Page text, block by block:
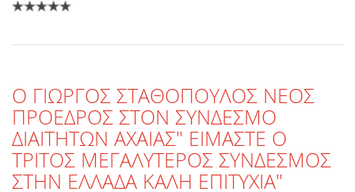
Ο ΓΙΩΡΓΟΣ ΣΤΑΘΟΠΟΥΛΟΣ ΝΕΟΣ
ΠΡΟΕΔΡΟΣ ΣΤΟΝ ΣΥΝΔΕΣΜΟ
ΔΙΑΙΤΗΤΩΝ ΑΧΑΙΑΣ" ΕΙΜΑΣΤΕ Ο
ΤΡΙΤΟΣ ΜΕΓΑΛΥΤΕΡΟΣ ΣΥΝΔΕΣΜΟΣ
ΣΤΗΝ ΕΛΛΑΔΑ ΚΑΛΗ ΕΠΙΤΥΧΙΑ"